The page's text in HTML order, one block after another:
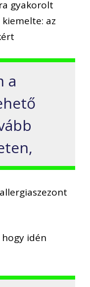
gyakorolt
az
a
idén